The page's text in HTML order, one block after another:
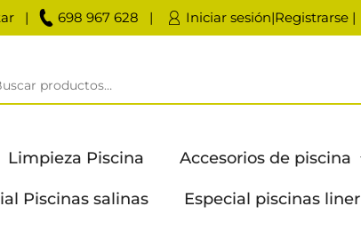
| 698 967 628 | Iniciar sesión|Registrarse |
Limpieza Piscina Accesorios de piscina
Piscinas salinas Especial piscinas liner